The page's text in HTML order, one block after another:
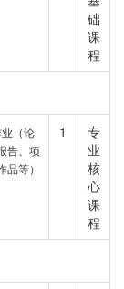
础
课
程
（论
告、项
品等）
1
专
业
核
心
课
程